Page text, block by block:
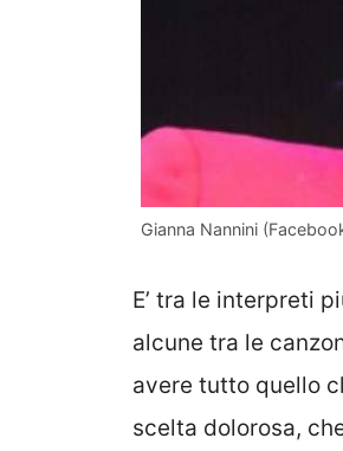
Gianna Nannini
E’ tra le interpreti
alcune tra le
avere tutto quello
scelta dolorosa,